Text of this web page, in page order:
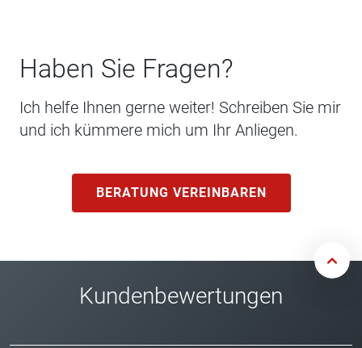
Haben Sie Fragen?
Ich helfe Ihnen gerne weiter! Schreiben Sie mir
und ich kümmere mich um Ihr Anliegen.
BERATUNG VEREINBAREN
Kundenbewertungen